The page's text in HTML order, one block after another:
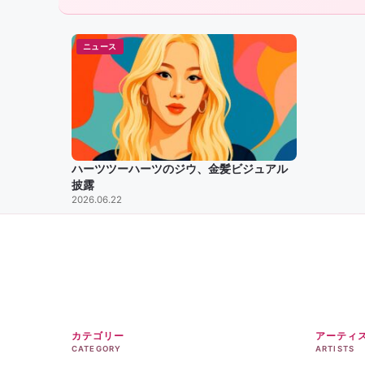
ニュース
ハーツツーハーツのジウ、金髪ビジュアル
披露
2026.06.22
カテゴリー
CATEGORY
アーティ
ARTISTS